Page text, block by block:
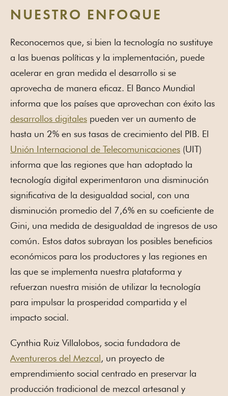
NUESTRO ENFOQUE
Reconocemos que, si bien la tecnología no sustituye
a las buenas políticas y la implementación, puede
acelerar en gran medida el desarrollo si se
aprovecha de manera eficaz. El Banco Mundial
informa que los países que aprovechan con éxito las
desarrollos digitales pueden ver un aumento de
hasta un 2% en sus tasas de crecimiento del PIB. El
Unión Internacional de Telecomunicaciones (UIT)
informa que las regiones que han adoptado la
tecnología digital experimentaron una disminución
significativa de la desigualdad social, con una
disminución promedio del 7,6% en su coeficiente de
Gini, una medida de desigualdad de ingresos de uso
común. Estos datos subrayan los posibles beneficios
económicos para los productores y las regiones en
las que se implementa nuestra plataforma y
refuerzan nuestra misión de utilizar la tecnología
para impulsar la prosperidad compartida y el
impacto social.
Cynthia Ruiz Villalobos, socia fundadora de
Aventureros del Mezcal, un proyecto de
emprendimiento social centrado en preservar la
producción tradicional de mezcal artesanal y